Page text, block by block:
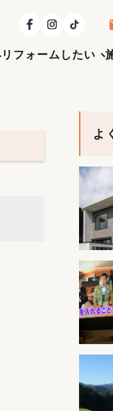
リフォームしたい
よ